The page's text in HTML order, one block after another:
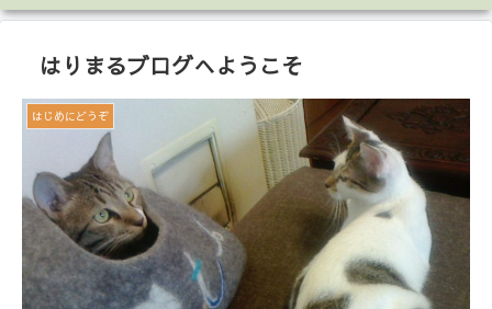
はりまるブログへようこそ
はじめにどうぞ